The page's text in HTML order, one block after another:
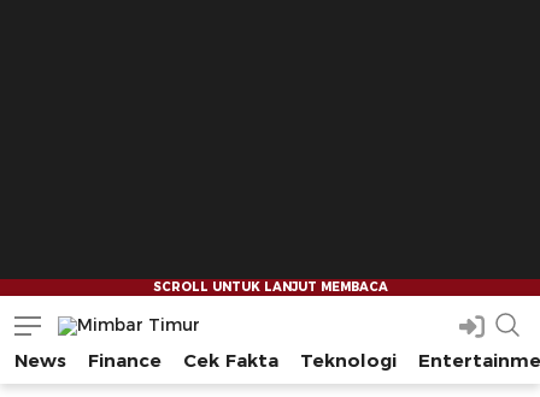
Mimbar Timur
Media Berjaringan Indonesia Timur
News Finance Cek Fakta Teknologi